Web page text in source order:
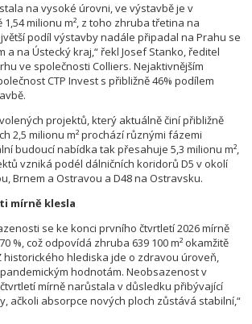
na vysoké úrovni, ve výstavbě je v
milionu m², z toho zhruba třetina na
podíl výstavby nadále připadal na Prahu se
a na Ústecký kraj,“ řekl Josef Stanko, ředitel
ve společnosti Colliers. Nejaktivnějším
CTP Invest s přibližně 46% podílem
projektů, který aktuálně činí přibližně
2,5 milionu m² prochází různými fázemi
budoucí nabídka tak přesahuje 5,3 milionu m²,
vzniká podél dálničních koridorů D5 v okolí
Brnem a Ostravou a D48 na Ostravsku.
mírně klesla
se ke konci prvního čtvrtletí 2026 mírně
%, což odpovídá zhruba 639 100 m² okamžitě
historického hlediska jde o zdravou úroveň,
hodnotám. Neobsazenost v
mírně narůstala v důsledku přibývající
ačkoli absorpce nových ploch zůstává stabilní,“